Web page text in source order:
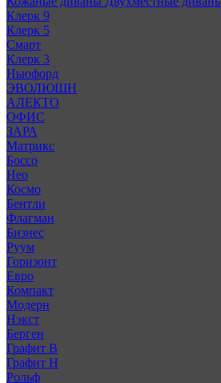
Клерк 9
Клерк 5
Смарт
Клерк 3
Ньюфорд
ЭВОЛЮШН
АЛЕКТО
ОФИС
ЗАРА
Матрикс
Боссо
Нео
Космо
Бентли
Флагман
Бизнес
Руум
Горизонт
Евро
Компакт
Модерн
Нэкст
Берген
Графит В
Графит Н
Рольф